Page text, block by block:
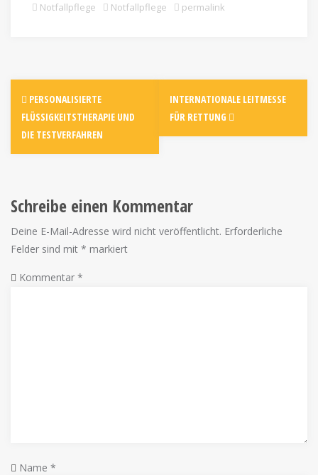
Notfallpflege Notfallpflege permalink
PERSONALISIERTE
FLÜSSIGKEITSTHERAPIE UND
DIE TESTVERFAHREN
INTERNATIONALE LEITMESSE
FÜR RETTUNG
Schreibe einen Kommentar
Deine E-Mail-Adresse wird nicht veröffentlicht. Erforderliche
Felder sind mit * markiert
Kommentar *
Name *